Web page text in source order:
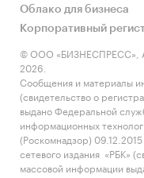
Облако для бизнеса
Корпоративный
© ООО «БИЗНЕСПРЕСС»,
2026.
Сообщения и материалы
(свидетельство о
выдано Федеральной
информационных
(Роскомнадзор)
сетевого издания «РБК»
массовой информации